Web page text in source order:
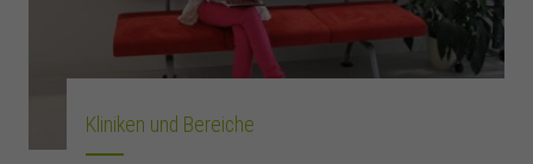
Kliniken und Bereiche